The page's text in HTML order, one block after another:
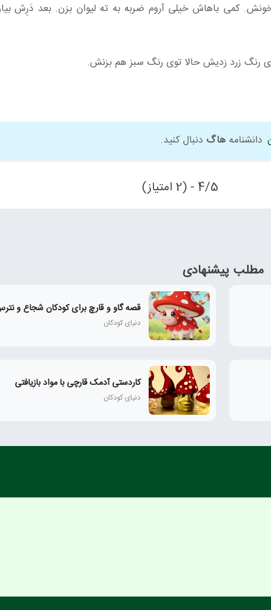
کمی باهاش خیلی آروم ضربه به ته لیوان بزن. بعد دَرِش
رنگ زرد زدیش حالا توی رنگ سبز هم بزنش.
دانشنامه هاگ دنبال کنید.
4/5 - (2 امتیاز)
مطلب پیشنهادی
قصه گاو و قارچ برای کودکان شجاع و
دنیای کودکان
کاردستی آدمک قارچی با مواد بازیافتی
دنیای کودکان